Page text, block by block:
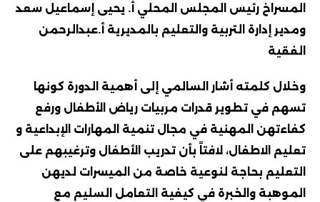
المسراخ رئيس المجلس المحلي أ. يحيى إسماعيل سعد
ومدير إدارة التربية والتعليم بالمديرية أ.عبدالرحمن
الفقية
وخلال كلمته أشار السالمي إلى أهمية الدورة كونها
تسهم في تطوير قدرات مربيات رياض الأطفال ورفع
كفاءتهن المهنية في مجال تنمية المهارات الإبداعية و
تعليم الاطفال، لافتاً بأن تدريب الأطفال وترغيبهم على
التعليم بحاجة لنوعية خاصة من الميسرات لديهن
الموهبة والخبرة في كيفية التعامل السليم مع